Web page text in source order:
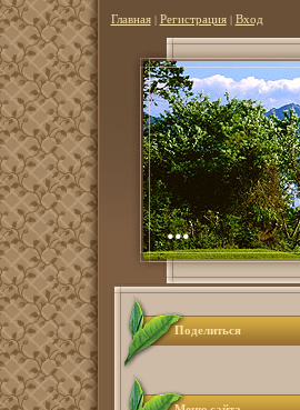
Главная| Регистрация| Вход
...
Поделиться